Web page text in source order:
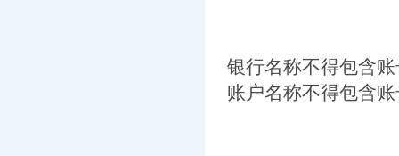
银行名称不得包含
账户名称不得包含